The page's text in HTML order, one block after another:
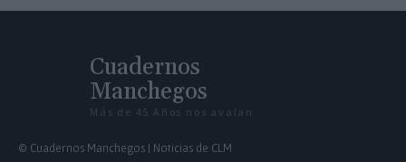
Cuadernos
Manchegos
Más de 45 Años nos avalan
© Cuadernos Manchegos | Noticias de CLM